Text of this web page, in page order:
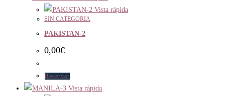
Vista rápida
SIN CATEGORIA
PAKISTAN-2
0,00€
Reservar
Vista rápida